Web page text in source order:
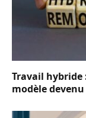
Travail hybride
modèle